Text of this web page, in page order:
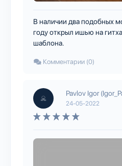
В наличии два подобных
году открыл ишью на
шаблона.
Комментарии (0)
Pavlov Igor
24-05-2022